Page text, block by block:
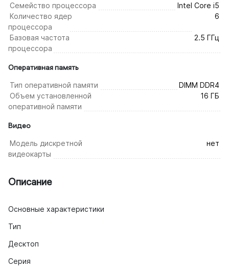
Семейство процессора
Intel Core i5
Количество ядер
процессора
6
Базовая частота
процессора
2.5 ГГц
Оперативная память
Тип оперативной памяти
DIMM DDR4
Объем установленной
оперативной памяти
16 ГБ
Видео
Модель дискретной
видеокарты
нет
Описание
Основные характеристики
Тип
Десктоп
Серия